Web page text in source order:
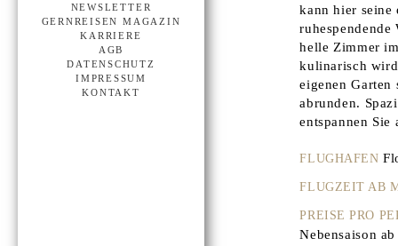
NEWSLETTER
GERNREISEN MAGAZIN
KARRIERE
AGB
DATENSCHUTZ
IMPRESSUM
KONTAKT
kann hier seine
helle Zimmer
kulinarisch
eigenen Garten
abrunden.
entspannen Sie
FLUGHAFEN
FLUGZEIT AB
PREISE PRO
Nebensaison